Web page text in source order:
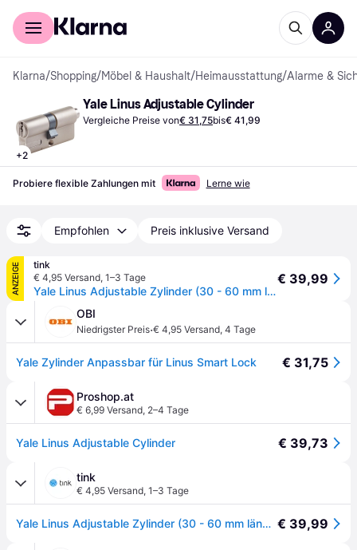
Für Shopper
Klarna/Shopping/Möbel & Haushalt/Heimausstattung/Alarme &
+2
Yale Linus Adjustable Cylinder
Vergleiche Preise von€ 31,75bis€ 41,99
Probiere flexible Zahlungen mit Lerne wie
Empfohlen Preis inklusive Versand
ANZEIGE
tink
€ 4,95 Versand, 1–3 Tage
Yale Linus Adjustable Zylinder (30 - 60 mm längenverstellbar) für Linus Smart Lock - gold - Gold
€ 39,99
OBI
Niedrigster Preis·€ 4,95 Versand, 4 Tage
Yale Zylinder Anpassbar für Linus Smart Lock € 31,75
Proshop.at
€ 6,99 Versand, 2–4 Tage
Yale Linus Adjustable Cylinder € 39,73
tink
€ 4,95 Versand, 1–3 Tage
Yale Linus Adjustable Zylinder (30 - 60 mm längenverstellbar) für Linus Smart Lock - gold - Gold € 39,99